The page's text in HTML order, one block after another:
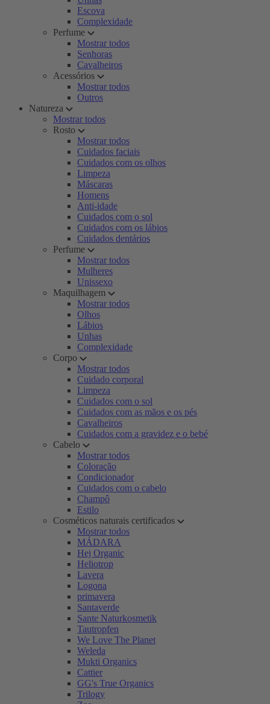
Escova
Complexidade
Perfume
Mostrar todos
Senhoras
Cavalheiros
Acessórios
Mostrar todos
Outros
Natureza
Mostrar todos
Rosto
Mostrar todos
Cuidados faciais
Cuidados com os olhos
Limpeza
Máscaras
Homens
Anti-idade
Cuidados com o sol
Cuidados com os lábios
Cuidados dentários
Perfume
Mostrar todos
Mulheres
Unissexo
Maquilhagem
Mostrar todos
Olhos
Lábios
Unhas
Complexidade
Corpo
Mostrar todos
Cuidado corporal
Limpeza
Cuidados com o sol
Cuidados com as mãos e os pés
Cavalheiros
Cuidados com a gravidez e o bebé
Cabelo
Mostrar todos
Coloração
Condicionador
Cuidados com o cabelo
Champô
Estilo
Cosméticos naturais certificados
Mostrar todos
MÁDARA
Hej Organic
Heliotrop
Lavera
Logona
primavera
Santaverde
Sante Naturkosmetik
Tautropfen
We Love The Planet
Weleda
Mukti Organics
Cattier
GG's True Organics
Trilogy